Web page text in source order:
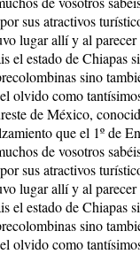
sus atractivos
lugar allí y al
el estado de Chiapas
sino
olvido como
de México,
que el 1º de
de vosotros
sus atractivos
lugar allí y al
el estado de Chiapas
sino
olvido como